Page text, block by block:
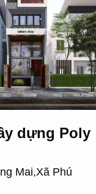
dựng Poly
Mai,Xã Phú